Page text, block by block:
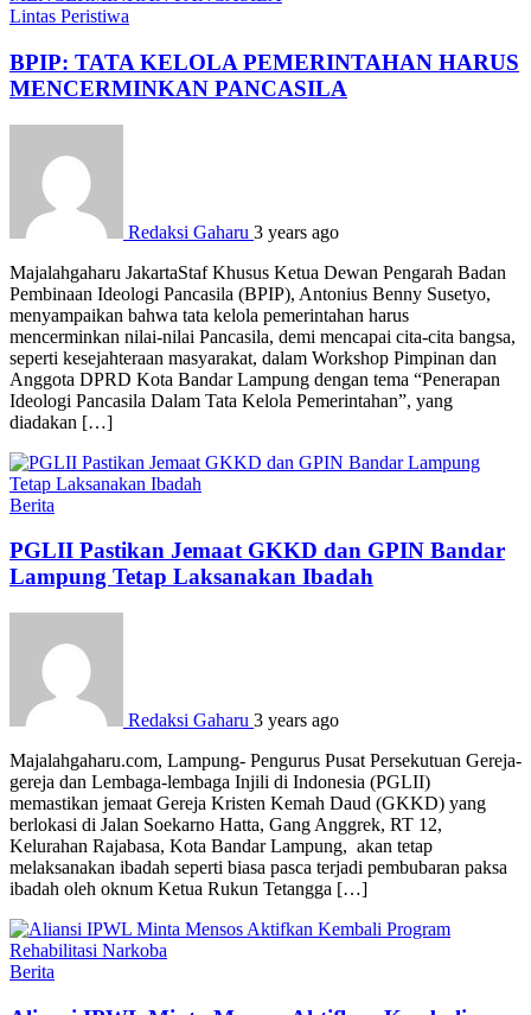
Lintas Peristiwa
BPIP: TATA KELOLA PEMERINTAHAN HARUS
MENCERMINKAN PANCASILA
Redaksi Gaharu 3 years ago
Majalahgaharu JakartaStaf Khusus Ketua Dewan Pengarah Badan
Pembinaan Ideologi Pancasila (BPIP), Antonius Benny Susetyo,
menyampaikan bahwa tata kelola pemerintahan harus
mencerminkan nilai-nilai Pancasila, demi mencapai cita-cita bangsa,
seperti kesejahteraan masyarakat, dalam Workshop Pimpinan dan
Anggota DPRD Kota Bandar Lampung dengan tema “Penerapan
Ideologi Pancasila Dalam Tata Kelola Pemerintahan”, yang
diadakan […]
Berita
PGLII Pastikan Jemaat GKKD dan GPIN Bandar
Lampung Tetap Laksanakan Ibadah
Redaksi Gaharu 3 years ago
Majalahgaharu.com, Lampung- Pengurus Pusat Persekutuan Gereja-
gereja dan Lembaga-lembaga Injili di Indonesia (PGLII)
memastikan jemaat Gereja Kristen Kemah Daud (GKKD) yang
berlokasi di Jalan Soekarno Hatta, Gang Anggrek, RT 12,
Kelurahan Rajabasa, Kota Bandar Lampung, akan tetap
melaksanakan ibadah seperti biasa pasca terjadi pembubaran paksa
ibadah oleh oknum Ketua Rukun Tetangga […]
Berita